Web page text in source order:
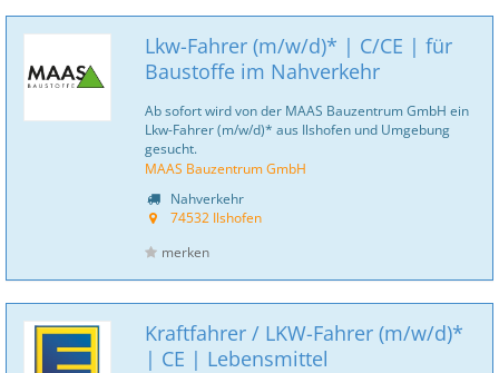
Lkw-Fahrer (m/w/d)* | C/CE | für
Baustoffe im Nahverkehr
Ab sofort wird von der MAAS Bauzentrum GmbH ein
Lkw-Fahrer (m/w/d)* aus Ilshofen und Umgebung
gesucht.
MAAS Bauzentrum GmbH
Nahverkehr
74532 Ilshofen
merken
Kraftfahrer / LKW-Fahrer (m/w/d)*
| CE | Lebensmittel